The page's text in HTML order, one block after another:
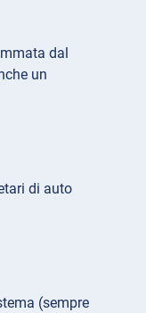
dal
un
di auto
(sempre